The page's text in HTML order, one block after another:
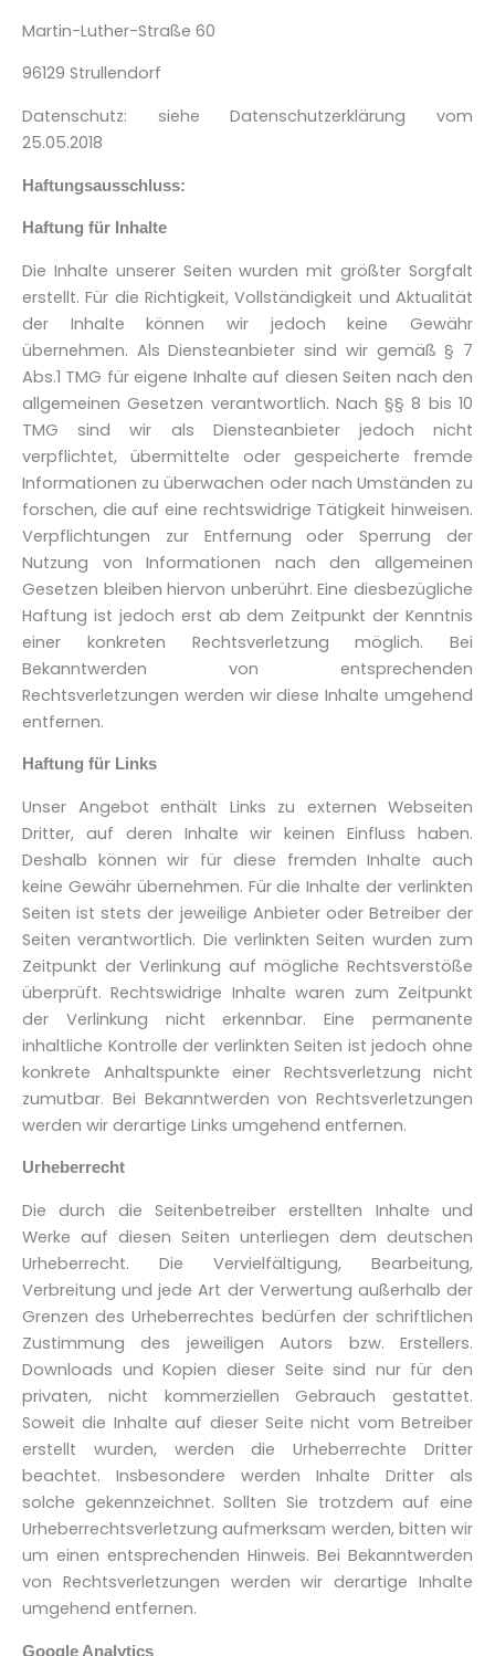
Martin-Luther-Straße 60
96129 Strullendorf
Datenschutz: siehe Datenschutzerklärung vom
25.05.2018
Haftungsausschluss:
Haftung für Inhalte
Die Inhalte unserer Seiten wurden mit größter Sorgfalt
erstellt. Für die Richtigkeit, Vollständigkeit und Aktualität
der Inhalte können wir jedoch keine Gewähr
übernehmen. Als Diensteanbieter sind wir gemäß § 7
Abs.1 TMG für eigene Inhalte auf diesen Seiten nach den
allgemeinen Gesetzen verantwortlich. Nach §§ 8 bis 10
TMG sind wir als Diensteanbieter jedoch nicht
verpflichtet, übermittelte oder gespeicherte fremde
Informationen zu überwachen oder nach Umständen zu
forschen, die auf eine rechtswidrige Tätigkeit hinweisen.
Verpflichtungen zur Entfernung oder Sperrung der
Nutzung von Informationen nach den allgemeinen
Gesetzen bleiben hiervon unberührt. Eine diesbezügliche
Haftung ist jedoch erst ab dem Zeitpunkt der Kenntnis
einer konkreten Rechtsverletzung möglich. Bei
Bekanntwerden von entsprechenden
Rechtsverletzungen werden wir diese Inhalte umgehend
entfernen.
Haftung für Links
Unser Angebot enthält Links zu externen Webseiten
Dritter, auf deren Inhalte wir keinen Einfluss haben.
Deshalb können wir für diese fremden Inhalte auch
keine Gewähr übernehmen. Für die Inhalte der verlinkten
Seiten ist stets der jeweilige Anbieter oder Betreiber der
Seiten verantwortlich. Die verlinkten Seiten wurden zum
Zeitpunkt der Verlinkung auf mögliche Rechtsverstöße
überprüft. Rechtswidrige Inhalte waren zum Zeitpunkt
der Verlinkung nicht erkennbar. Eine permanente
inhaltliche Kontrolle der verlinkten Seiten ist jedoch ohne
konkrete Anhaltspunkte einer Rechtsverletzung nicht
zumutbar. Bei Bekanntwerden von Rechtsverletzungen
werden wir derartige Links umgehend entfernen.
Urheberrecht
Die durch die Seitenbetreiber erstellten Inhalte und
Werke auf diesen Seiten unterliegen dem deutschen
Urheberrecht. Die Vervielfältigung, Bearbeitung,
Verbreitung und jede Art der Verwertung außerhalb der
Grenzen des Urheberrechtes bedürfen der schriftlichen
Zustimmung des jeweiligen Autors bzw. Erstellers.
Downloads und Kopien dieser Seite sind nur für den
privaten, nicht kommerziellen Gebrauch gestattet.
Soweit die Inhalte auf dieser Seite nicht vom Betreiber
erstellt wurden, werden die Urheberrechte Dritter
beachtet. Insbesondere werden Inhalte Dritter als
solche gekennzeichnet. Sollten Sie trotzdem auf eine
Urheberrechtsverletzung aufmerksam werden, bitten wir
um einen entsprechenden Hinweis. Bei Bekanntwerden
von Rechtsverletzungen werden wir derartige Inhalte
umgehend entfernen.
Google Analytics